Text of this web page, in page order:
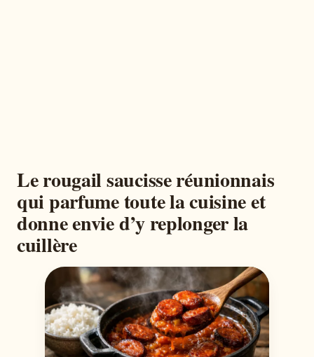
Le rougail saucisse réunionnais
qui parfume toute la cuisine et
donne envie d’y replonger la
cuillère